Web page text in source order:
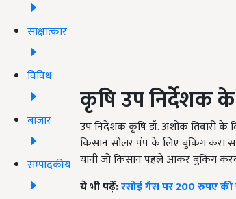
साक्षात्कार
विविध
बाजार
सम्पादकीय
कृषि उप निर्देशक के
उप निदेशक कृषि डॉ. अशोक तिवारी के
किसान सोलर पंप के लिए बुकिंग करा
यानी जो किसान पहले आकर बुकिंग
ये भी पढ़ें:रसोई गैस पर 200 रुपए की